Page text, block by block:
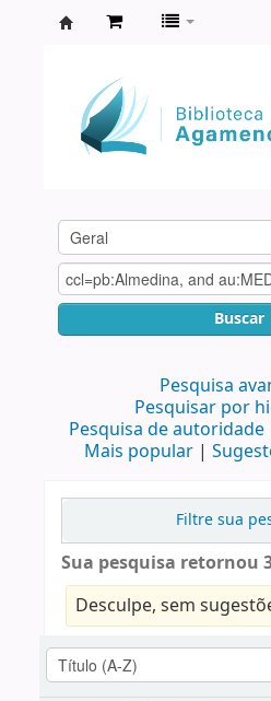
Agamenon
Magalhães
Buscar
Pesquisa
Pesquisar por
Pesquisa de autoridade
Mais popular
Filtre sua
Sua pesquisa retornou
Desculpe, sem